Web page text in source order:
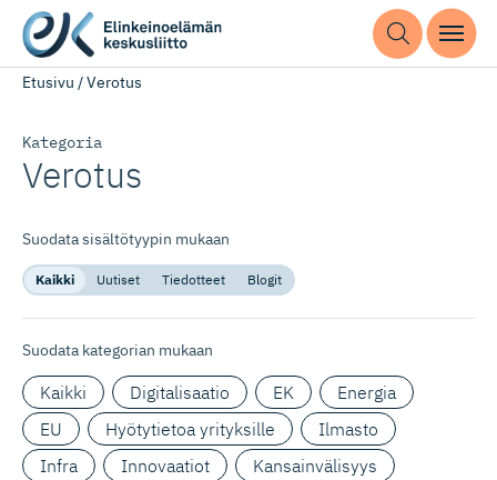
Etusivu /Verotus
Kategoria
Verotus
Suodata sisältötyypin mukaan
Kaikki Uutiset Tiedotteet Blogit
Suodata kategorian mukaan
Kaikki Digitalisaatio EK
Energia
EU
Hyötytietoa yrityksille
Ilmasto
Infra
Innovaatiot
Kansainvälisyys